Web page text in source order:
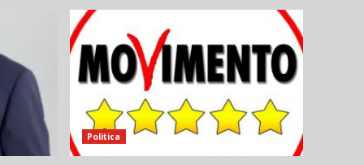
Politica